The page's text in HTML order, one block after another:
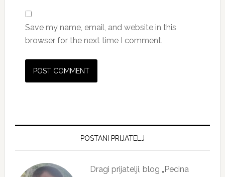
Save my name, email, and website in this
browser for the next time I comment.
Primary
POSTANI PRIJATELJ
Dragi prijatelji, blog „Pecina